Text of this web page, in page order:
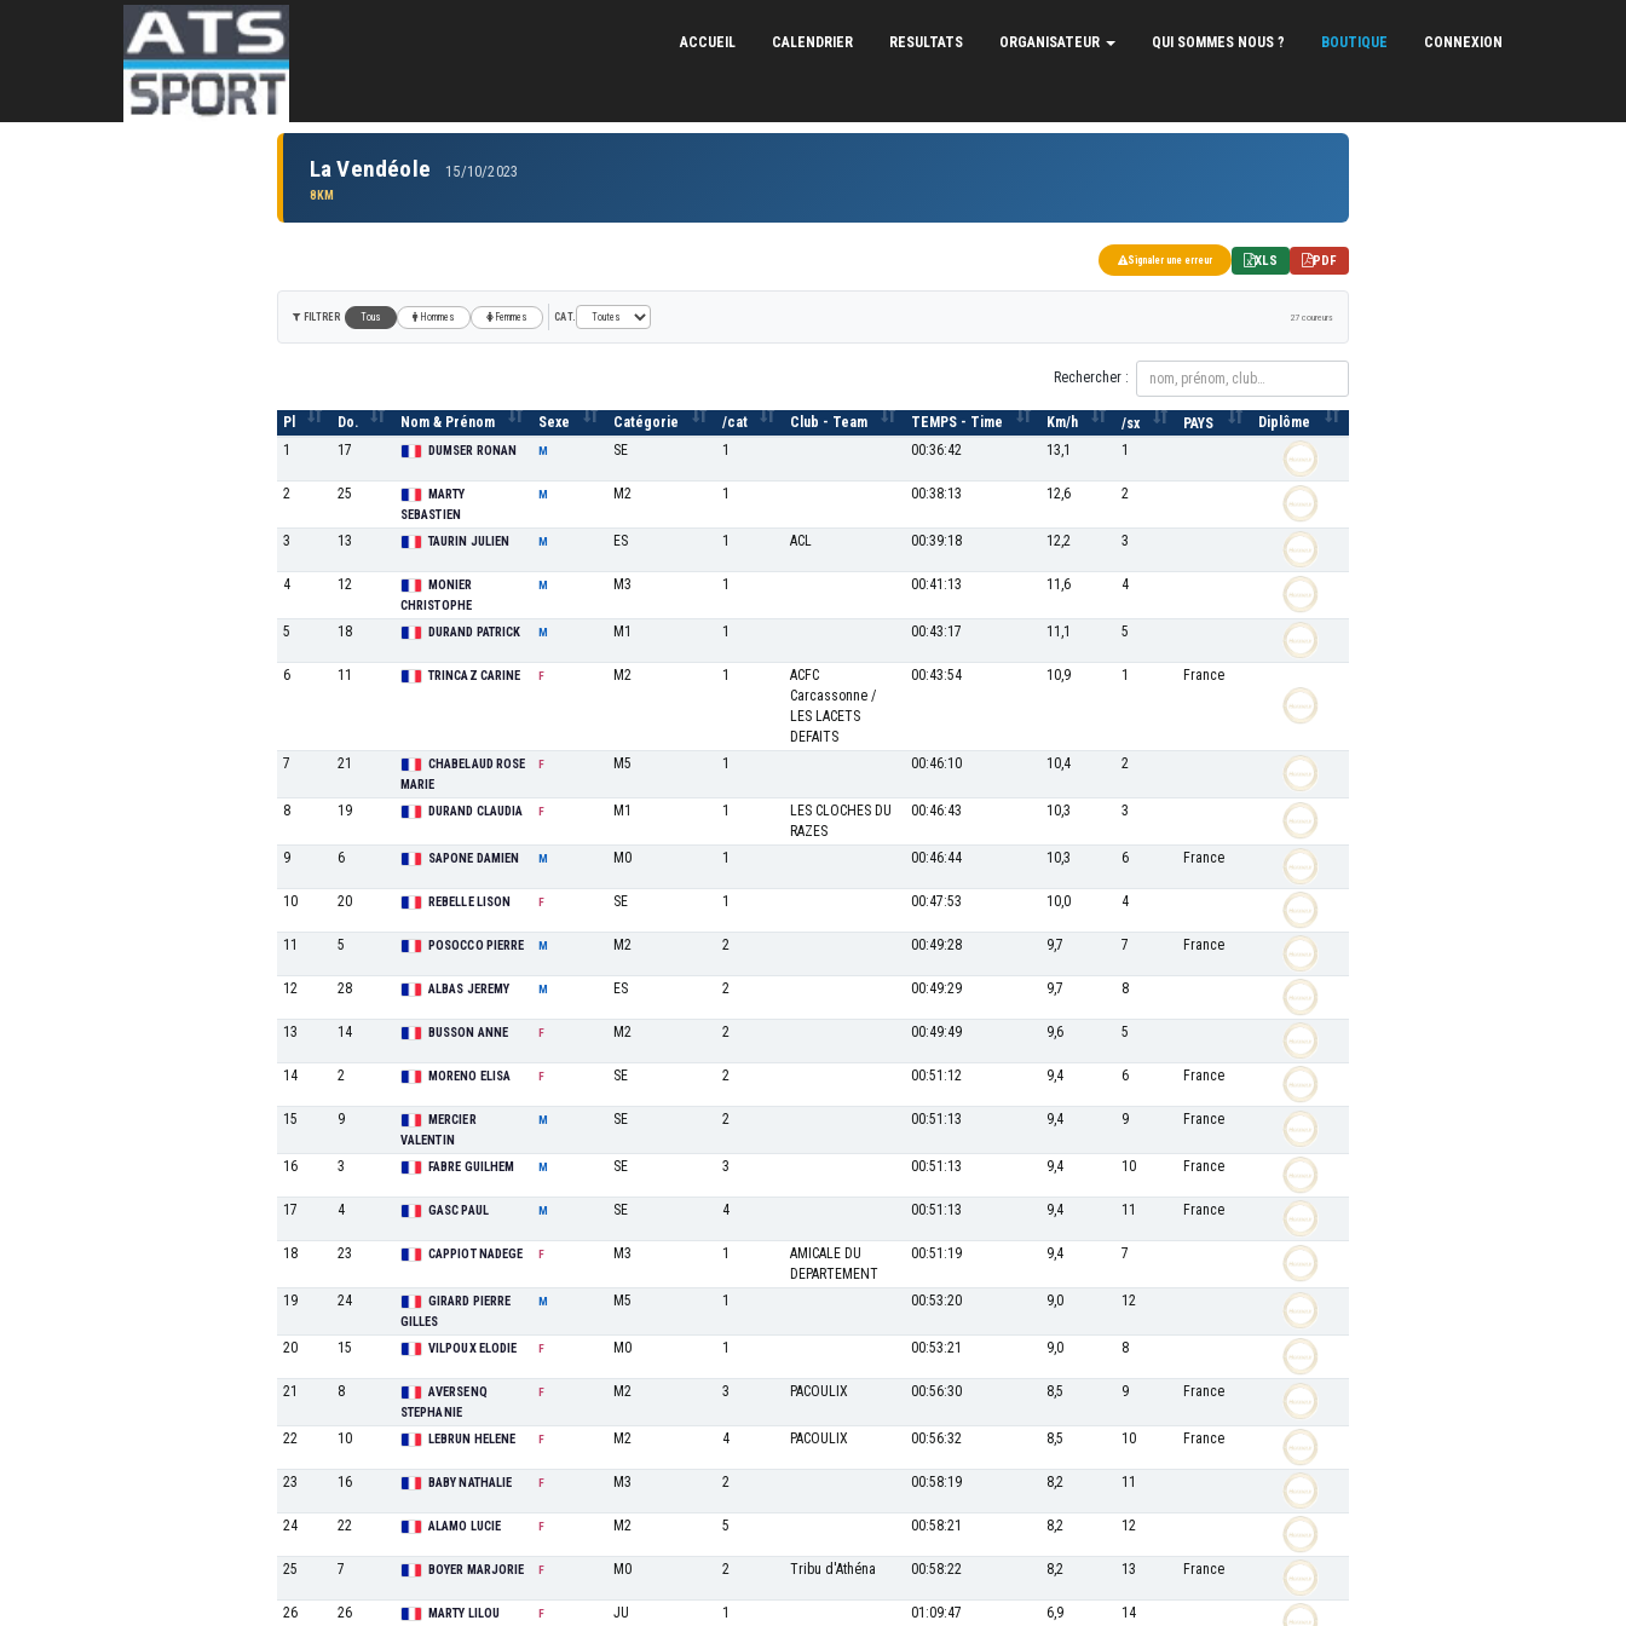
ACCUEIL CALENDRIER RESULTATS ORGANISATEUR QUI SOMMES NOUS ? BOUTIQUE CONNEXION
La Vendéole 15/10/2023
8KM
Signaler une erreur XLS PDF
FILTRER Tous Hommes Femmes CAT. 27 coureurs
Rechercher :
Pl Do. Nom & Prénom Sexe Catégorie /cat Club - Team TEMPS - Time Km/h /sx PAYS
Diplôme
1
17 DUMSER RONAN M SE 1 00:36:42 13,1 1
2 25
MARTY
SEBASTIEN
M M2 1 00:38:13 12,6 2
3 13 TAURIN JULIEN M ES 1 ACL 00:39:18 12,2 3
4 12
MONIER
CHRISTOPHE
M M3 1 00:41:13 11,6 4
5 18 DURAND PATRICK M M1 1 00:43:17 11,1 5
6 11 TRINCAZ CARINE F M2 1
ACFC
Carcassonne /
LES LACETS
DEFAITS
00:43:54 10,9 1 France
7 21
CHABELAUD ROSE
MARIE
F M5 1 00:46:10 10,4 2
8 19 DURAND CLAUDIA F M1 1
LES CLOCHES DU
RAZES
00:46:43 10,3 3
9 6 SAPONE DAMIEN M M0 1 00:46:44 10,3 6 France
10 20 REBELLE LISON F SE 1 00:47:53 10,0 4
11 5 POSOCCO PIERRE M M2 2 00:49:28 9,7 7 France
12 28 ALBAS JEREMY M ES 2 00:49:29 9,7 8
13 14 BUSSON ANNE F M2 2 00:49:49 9,6 5
14 2 MORENO ELISA F SE 2 00:51:12 9,4 6 France
15 9
MERCIER
VALENTIN
M SE 2 00:51:13 9,4 9 France
16 3 FABRE GUILHEM M SE 3 00:51:13 9,4 10 France
17 4 GASC PAUL M SE 4 00:51:13 9,4 11 France
18 23 CAPPIOT NADEGE F M3 1
AMICALE DU
DEPARTEMENT
00:51:19 9,4 7
19 24
GIRARD PIERRE
GILLES
M M5 1 00:53:20 9,0 12
20 15 VILPOUX ELODIE F M0 1 00:53:21 9,0 8
21 8
AVERSENQ
STEPHANIE
F M2 3 PACOULIX 00:56:30 8,5 9 France
22 10 LEBRUN HELENE F M2 4 PACOULIX 00:56:32 8,5 10 France
23 16 BABY NATHALIE F M3 2 00:58:19 8,2 11
24 22 ALAMO LUCIE F M2 5 00:58:21 8,2 12
25 7 BOYER MARJORIE F M0 2 Tribu d'Athéna 00:58:22 8,2 13 France
26 26 MARTY LILOU F JU 1 01:09:47 6,9 14